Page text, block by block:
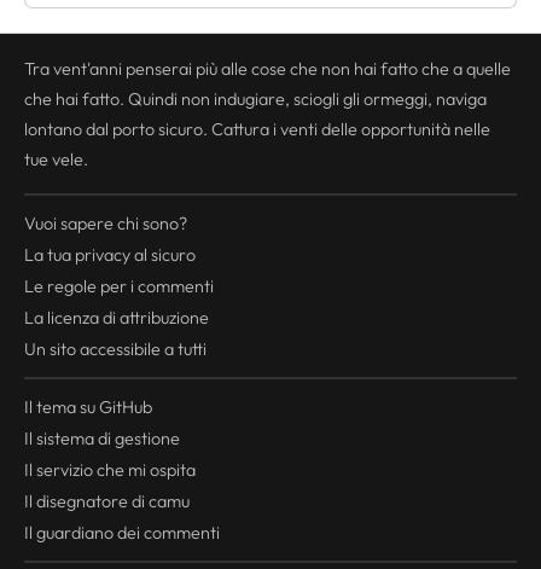
Tra vent'anni penserai più alle cose che non hai fatto che a quelle
che hai fatto. Quindi non indugiare, sciogli gli ormeggi, naviga
lontano dal porto sicuro. Cattura i venti delle opportunità nelle
tue vele.
Vuoi sapere chi sono?
La tua privacyal sicuro
Le regole per i commenti
La licenza di attribuzione
Un sito accessibile a tutti
Il tema su GitHub
Il sistema di gestione
Il servizio che mi ospita
Il disegnatore di camu
Il guardiano dei commenti